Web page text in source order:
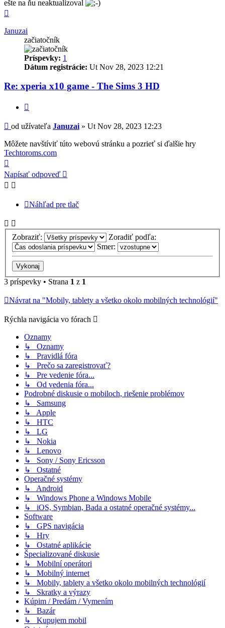
ešte na ňu neaktualizoval
Januzai
začiatočník
Príspevky: 1
Dátum registrácie: Ut Nov 28, 2023 12:21
Re: xperia x10 game - The Sims 3 HD
Príspevok
od užívateľa Januzai » Ut Nov 28, 2023 12:23
Môžete navštíviť túto webovú stránku a pozrieť si ďalšie hry
Techtoroms.com
Napísať odpoveď
Náhľad pre tlač
Zobraziť:
Zoradiť podľa:
Smer:
3 príspevky • Strana 1 z 1
Návrat na "Mobily, tablety a všetko okolo mobilných technológií"
Rýchla navigácia vo fórach
Oznamy
↳ Oznamy
↳ Pravidlá fóra
↳ Prečo sa zaregistrovať?
↳ Pre vedenie fóra...
↳ Od vedenia fóra...
Podrobné diskusie o mobiloch, riešenie problémov
↳ Samsung
↳ Apple
↳ HTC
↳ LG
↳ Nokia
↳ Lenovo
↳ Sony / Sony Ericsson
↳ Ostatné
Operačné systémy
↳ Android
↳ Windows Phone a Windows Mobile
↳ iOS, Symbian, Bada a ostatné operačné systémy...
Software
↳ GPS navigácia
↳ Hry
↳ Ostatné aplikácie
Špecializované diskusie
↳ Mobilní operátori
↳ Mobilný internet
↳ Mobily, tablety a všetko okolo mobilných technológií
↳ Skratky a výrazy
Kúpim / Predám / Vymením
↳ Bazár
↳ Kupujem mobil